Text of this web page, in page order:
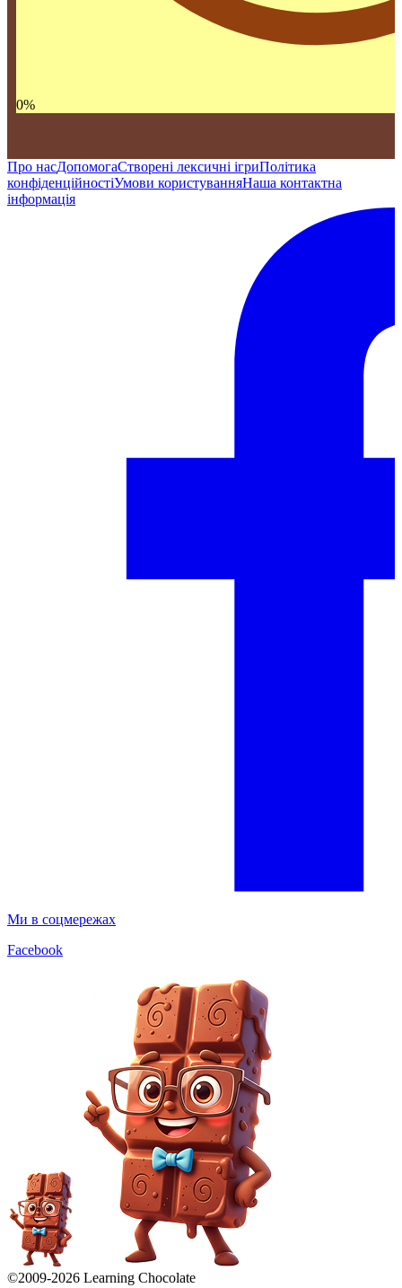
0%
Про насДопомогаСтворені лексичні ігриПолітика
конфіденційностіУмови користуванняНаша контактна
інформація
Ми в соцмережах
Facebook
©2009-2026 Learning Chocolate